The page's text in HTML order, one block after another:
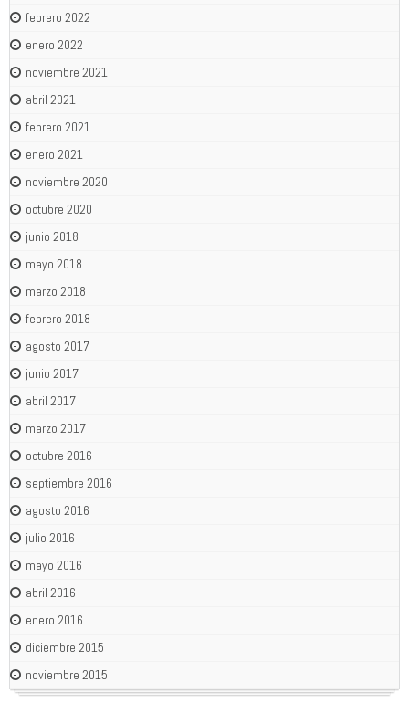
febrero 2022
enero 2022
noviembre 2021
abril 2021
febrero 2021
enero 2021
noviembre 2020
octubre 2020
junio 2018
mayo 2018
marzo 2018
febrero 2018
agosto 2017
junio 2017
abril 2017
marzo 2017
octubre 2016
septiembre 2016
agosto 2016
julio 2016
mayo 2016
abril 2016
enero 2016
diciembre 2015
noviembre 2015